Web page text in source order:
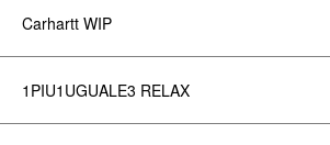
Carhartt WIP
1PIU1UGUALE3 RELAX